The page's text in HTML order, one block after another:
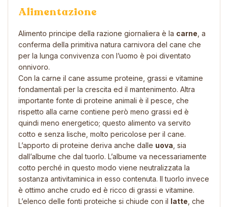
Alimentazione
Alimento principe della razione giornaliera è la carne , a
conferma della primitiva natura carnivora del cane che
per la lunga convivenza con l’uomo è poi diventato
onnivoro.
Con la carne il cane assume proteine, grassi e vitamine
fondamentali per la crescita ed il mantenimento. Altra
importante fonte di proteine animali è il pesce, che
rispetto alla carne contiene però meno grassi ed è
quindi meno energetico; questo alimento va servito
cotto e senza lische, molto pericolose per il cane.
L’apporto di proteine deriva anche dalle uova , sia
dall’albume che dal tuorlo. L’albume va necessariamente
cotto perché in questo modo viene neutralizzata la
sostanza antivitaminica in esso contenuta. Il tuorlo invece
è ottimo anche crudo ed è ricco di grassi e vitamine.
L’elenco delle fonti proteiche si chiude con il latte , che